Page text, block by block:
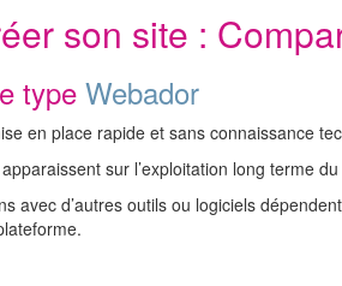
son site :
typeWebador
en place rapide et sans connaissance
sur l’exploitation long terme
avec d’autres outils ou logiciels